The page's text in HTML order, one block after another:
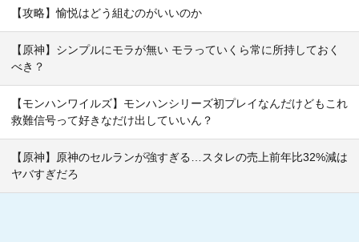
【攻略】愉悦はどう組むのがいいのか
【原神】シンプルにモラが無い モラっていくら常に所持しておく
べき？
【モンハンワイルズ】モンハンシリーズ初プレイなんだけどもこれ
救難信号って好きなだけ出していいん？
【原神】原神のセルランが強すぎる…スタレの売上前年比32%減は
ヤバすぎだろ